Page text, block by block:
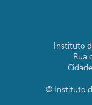
Instituto
Rua
© Instituto